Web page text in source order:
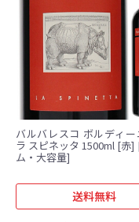
バルバレスコ ボルディー
ラ スピネッタ 1500ml [赤] [マグナ
ム・大容量]
送料無料